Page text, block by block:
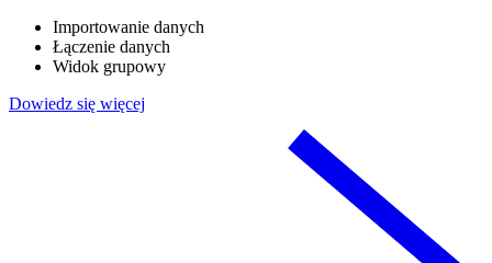
Importowanie danych
Łączenie danych
Widok grupowy
Dowiedz się więcej